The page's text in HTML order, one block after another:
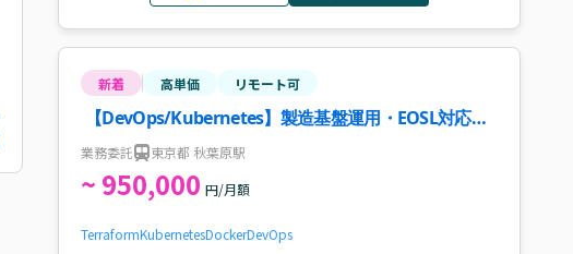
新着 高単価 リモート可
【DevOps/Kubernetes】製造基盤運用・EOSL対応案
件
業務委託 東京都 秋葉原駅
~ 950,000 円/月額
TerraformKubernetesDockerDevOps